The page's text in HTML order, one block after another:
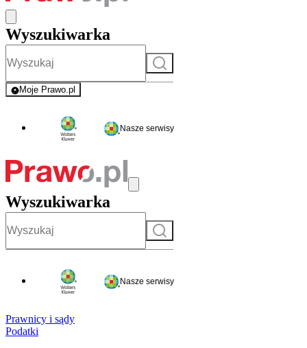
Wyszukiwarka
Szukaj
Moje Prawo.pl
- rejestracja i logowanie do serwisu
Nasze serwisy
Wyszukiwarka
Szukaj
Nasze serwisy
Prawnicy i sądy
Podatki